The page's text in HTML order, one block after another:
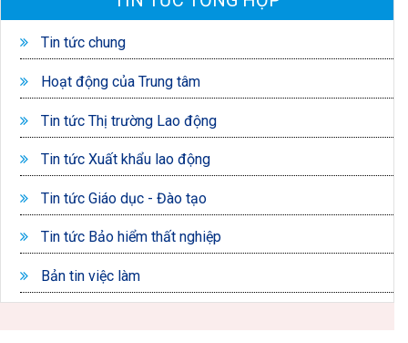
Tin tức chung
Hoạt động của Trung tâm
Tin tức Thị trường Lao động
Tin tức Xuất khẩu lao động
Tin tức Giáo dục - Đào tạo
Tin tức Bảo hiểm thất nghiệp
Bản tin việc làm